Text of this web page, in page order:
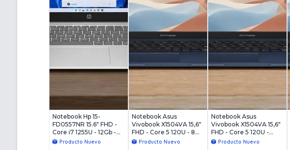
Notebook Hp 15-
FD0557NR 15.6" FHD -
Core i7 1255U - 12Gb -
512Gb - Win11
Producto Nuevo
Notebook Asus
Vivobook X1504VA 15,6"
FHD - Core 5 120U - 8Gb
- 512Gb - Win11
Producto Nuevo
Notebook Asus
Vivobook X1504VA 15,6"
FHD - Core 5 120U -
16Gb - 512Gb - Win11
Producto Nuevo